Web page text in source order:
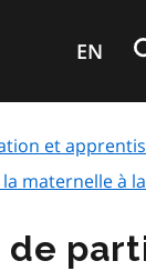
EN
et
maternelle à
de